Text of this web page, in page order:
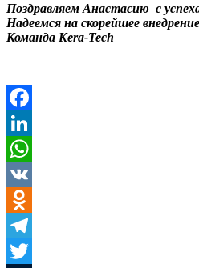
Поздравляем Анастасию с
Надеемся на скорейшее
Команда Kera-Tech
Facebook
LinkedIn
WhatsApp
VK
Odnoklassniki
Telegram